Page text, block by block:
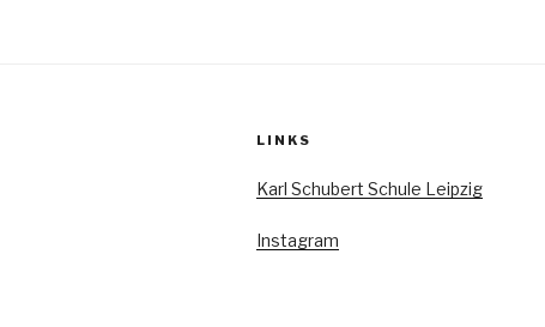
LINKS
Karl Schubert Schule Leipzig
Instagram